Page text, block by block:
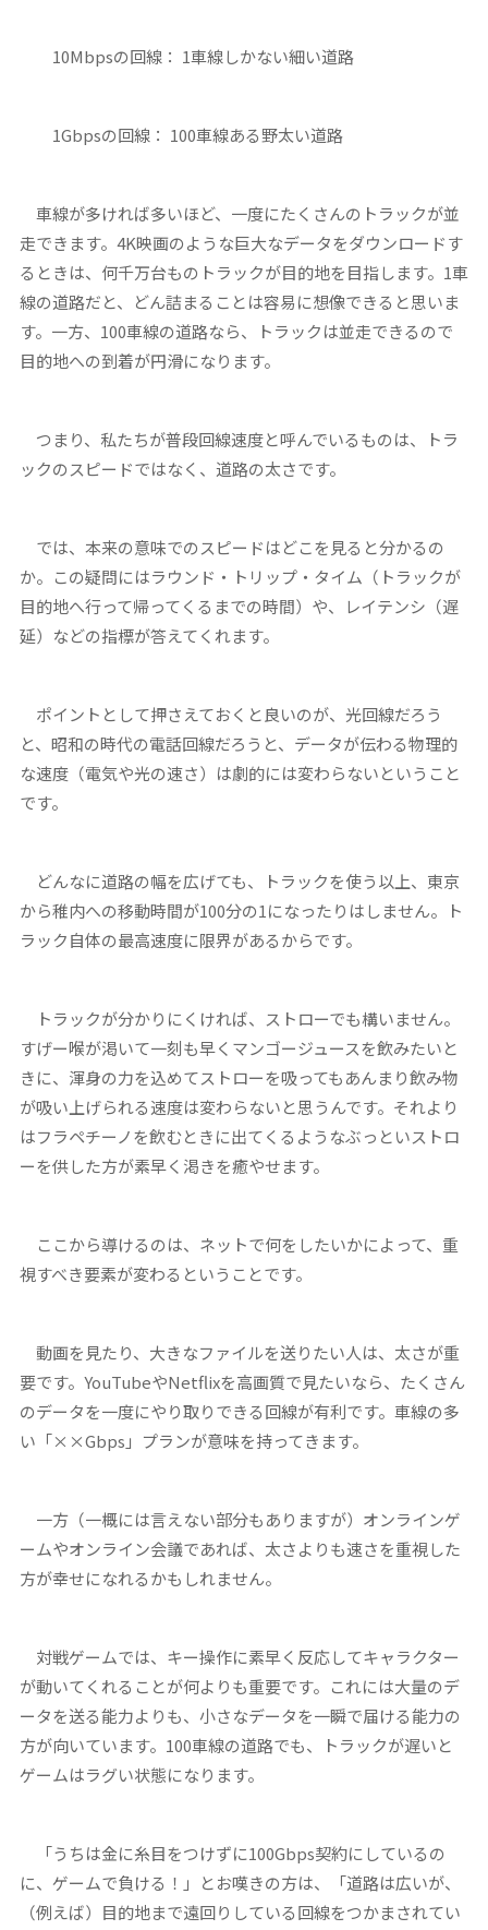
10Mbpsの回線： 1車線しかない細い道路
1Gbpsの回線： 100車線ある野太い道路
車線が多ければ多いほど、一度にたくさんのトラックが並
走できます。4K映画のような巨大なデータをダウンロードす
るときは、何千万台ものトラックが目的地を目指します。1車
線の道路だと、どん詰まることは容易に想像できると思いま
す。一方、100車線の道路なら、トラックは並走できるので
目的地への到着が円滑になります。
つまり、私たちが普段回線速度と呼んでいるものは、トラ
ックのスピードではなく、道路の太さです。
では、本来の意味でのスピードはどこを見ると分かるの
か。この疑問にはラウンド・トリップ・タイム（トラックが
目的地へ行って帰ってくるまでの時間）や、レイテンシ（遅
延）などの指標が答えてくれます。
ポイントとして押さえておくと良いのが、光回線だろう
と、昭和の時代の電話回線だろうと、データが伝わる物理的
な速度（電気や光の速さ）は劇的には変わらないということ
です。
どんなに道路の幅を広げても、トラックを使う以上、東京
から稚内への移動時間が100分の1になったりはしません。ト
ラック自体の最高速度に限界があるからです。
トラックが分かりにくければ、ストローでも構いません。
すげー喉が渇いて一刻も早くマンゴージュースを飲みたいと
きに、渾身の力を込めてストローを吸ってもあんまり飲み物
が吸い上げられる速度は変わらないと思うんです。それより
はフラペチーノを飲むときに出てくるようなぶっといストロ
ーを供した方が素早く渇きを癒やせます。
ここから導けるのは、ネットで何をしたいかによって、重
視すべき要素が変わるということです。
動画を見たり、大きなファイルを送りたい人は、太さが重
要です。YouTubeやNetflixを高画質で見たいなら、たくさん
のデータを一度にやり取りできる回線が有利です。車線の多
い「××Gbps」プランが意味を持ってきます。
一方（一概には言えない部分もありますが）オンラインゲ
ームやオンライン会議であれば、太さよりも速さを重視した
方が幸せになれるかもしれません。
対戦ゲームでは、キー操作に素早く反応してキャラクター
が動いてくれることが何よりも重要です。これには大量のデ
ータを送る能力よりも、小さなデータを一瞬で届ける能力の
方が向いています。100車線の道路でも、トラックが遅いと
ゲームはラグい状態になります。
「うちは金に糸目をつけずに100Gbps契約にしているの
に、ゲームで負ける！」とお嘆きの方は、「道路は広いが、
（例えば）目的地まで遠回りしている回線をつかまされてい